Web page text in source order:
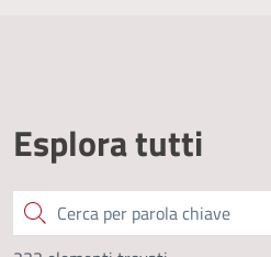
Esplora tutti
Cerca